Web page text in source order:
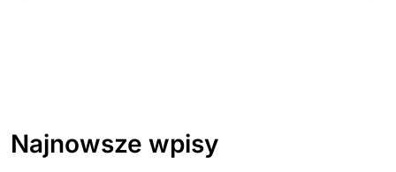
Najnowsze wpisy